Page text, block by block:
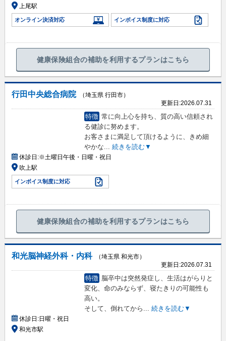
上尾駅
オンライン決済対応 インボイス制度に対応
健康保険組合の補助を利用するプランはこちら
行田中央総合病院
（埼玉県 行田市）
更新日:2026.07.31
特徴 常に向上心を持ち、質の高い信頼され
る健診に努めます。
お客さまに満足して頂けるように、きめ細
やかな... 続きを読む▼
休診日:※土曜日午後・日曜・祝日
吹上駅
インボイス制度に対応
健康保険組合の補助を利用するプランはこちら
和光脳神経外科・内科
（埼玉県 和光市）
更新日:2026.07.31
特徴 脳卒中は突然発症し、生活はがらりと
変化、命のみならず、寝たきりの可能性も
高い。
そして、倒れてから
続きを読む▼
休診日:日曜・祝日
和光市駅